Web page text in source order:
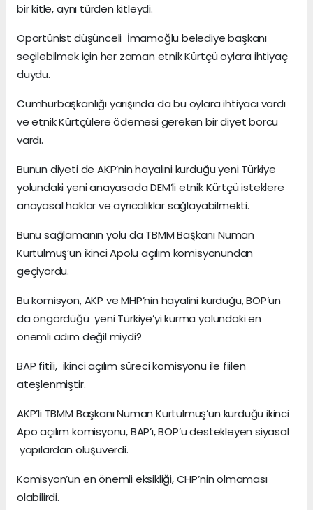
bir kitle, aynı türden kitleydi.
Oportünist düşünceli İmamoğlu belediye başkanı
seçilebilmek için her zaman etnik Kürtçü oylara ihtiyaç
duydu.
Cumhurbaşkanlığı yarışında da bu oylara ihtiyacı vardı
ve etnik Kürtçülere ödemesi gereken bir diyet borcu
vardı.
Bunun diyeti de AKP’nin hayalini kurduğu yeni Türkiye
yolundaki yeni anayasada DEM’li etnik Kürtçü isteklere
anayasal haklar ve ayrıcalıklar sağlayabilmekti.
Bunu sağlamanın yolu da TBMM Başkanı Numan
Kurtulmuş’un ikinci Apolu açılım komisyonundan
geçiyordu.
Bu komisyon, AKP ve MHP’nin hayalini kurduğu, BOP’un
da öngördüğü yeni Türkiye’yi kurma yolundaki en
önemli adım değil miydi?
BAP fitili, ikinci açılım süreci komisyonu ile fiilen
ateşlenmiştir.
AKP’li TBMM Başkanı Numan Kurtulmuş’un kurduğu ikinci
Apo açılım komisyonu, BAP’ı, BOP’u destekleyen siyasal
yapılardan oluşuverdi.
Komisyon’un en önemli eksikliği, CHP’nin olmaması
olabilirdi.